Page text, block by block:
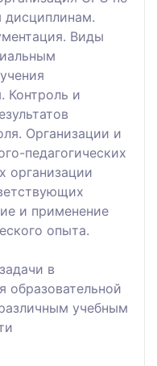
дисциплинам.
Виды
Контроль и
Организации и
педагогических
организации
и применение
опыта.
в
образовательной
учебным